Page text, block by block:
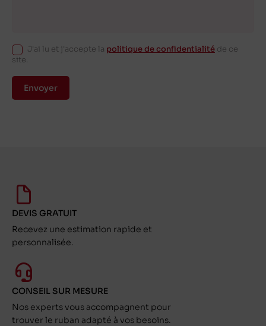
J'ai lu et j'accepte la politique de confidentialité de ce
site.
Envoyer
DEVIS GRATUIT
Recevez une estimation rapide et
personnalisée.
CONSEIL SUR MESURE
Nos experts vous accompagnent pour
trouver le ruban adapté à vos besoins.